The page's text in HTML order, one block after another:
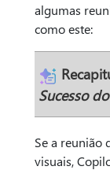
algumas
como este:
Sucesso
Se a reunião
visuais,